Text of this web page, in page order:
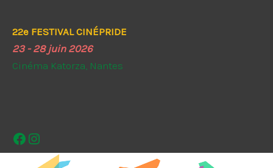
22e FESTIVAL CINÉPRIDE
23 - 28 juin 2026
Cinéma Katorza, Nantes
Facebook
Instagram